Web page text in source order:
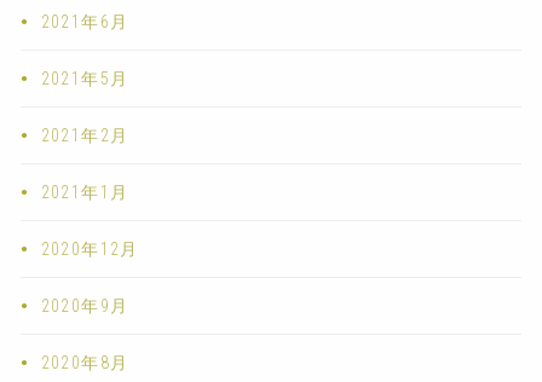
2021年6月
2021年5月
2021年2月
2021年1月
2020年12月
2020年9月
2020年8月